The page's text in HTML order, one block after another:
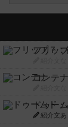
フリッ
コンテナ
ドゥー
紹介文あ